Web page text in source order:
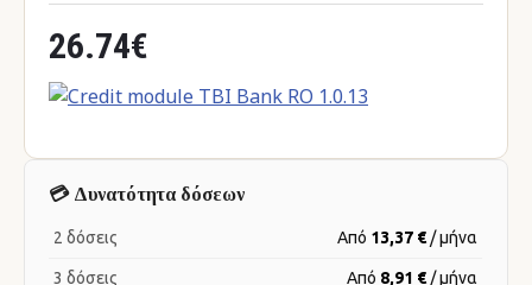
26.74€
💳 Δυνατότητα δόσεων
2 δόσεις Από 13,37 € / μήνα
3 δόσεις Από 8,91 € / μήνα